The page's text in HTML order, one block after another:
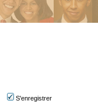
S'enregistrer